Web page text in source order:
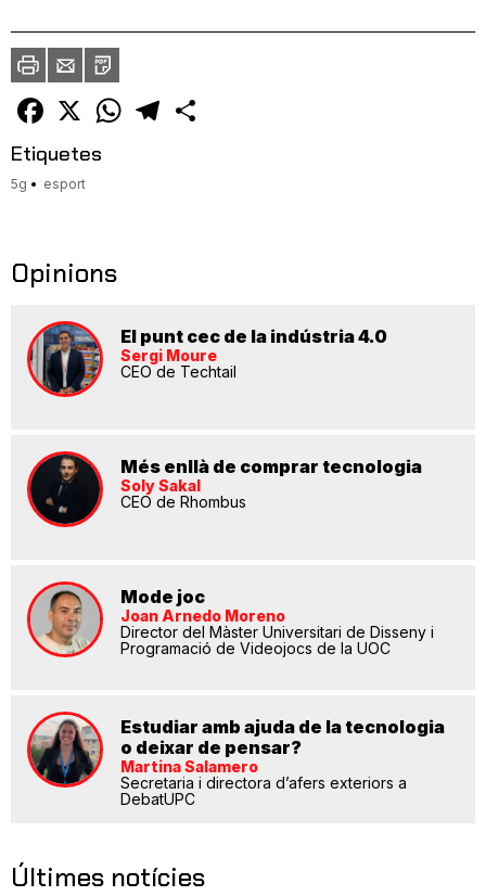
ImprimirEnvia
un
amic
PDF
Facebook
X WhatsAppTelegram
Etiquetes
5g esport
Opinions
El punt cec de la indústria 4.0
Sergi Moure
CEO de Techtail
Més enllà de comprar tecnologia
Soly Sakal
CEO de Rhombus
Mode joc
Joan Arnedo Moreno
Director del Màster Universitari de Disseny i
Programació de Videojocs de la UOC
Estudiar amb ajuda de la tecnologia
o deixar de pensar?
Martina Salamero
Secretaria i directora d’afers exteriors a
DebatUPC
Últimes notícies